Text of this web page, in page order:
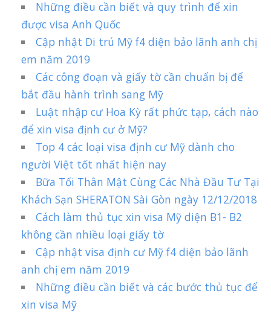
Những điều cần biết và quy trình để xin
được visa Anh Quốc
Cập nhật Di trú Mỹ f4 diện bảo lãnh anh chị
em năm 2019
Các công đoạn và giấy tờ cần chuẩn bị để
bắt đầu hành trình sang Mỹ
Luật nhập cư Hoa Kỳ rất phức tạp, cách nào
để xin visa định cư ở Mỹ?
Top 4 các loại visa định cư Mỹ dành cho
người Việt tốt nhất hiện nay
Bữa Tối Thân Mật Cùng Các Nhà Đầu Tư Tại
Khách Sạn SHERATON Sài Gòn ngày 12/12/2018
Cách làm thủ tục xin visa Mỹ diện B1- B2
không cần nhiều loại giấy tờ
Cập nhật visa định cư Mỹ f4 diện bảo lãnh
anh chị em năm 2019
Những điều cần biết và các bước thủ tục để
xin visa Mỹ